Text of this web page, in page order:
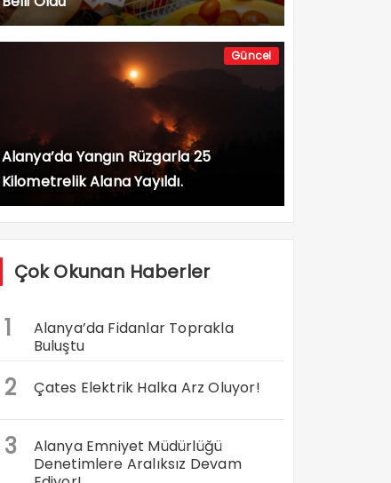
Güncel
Alanya’da Yangın Rüzgarla 25
Kilometrelik Alana Yayıldı.
Çok Okunan Haberler
1
Alanya’da Fidanlar Toprakla
Buluştu
2 Çates Elektrik Halka Arz Oluyor!
3
Alanya Emniyet Müdürlüğü
Denetimlere Aralıksız Devam